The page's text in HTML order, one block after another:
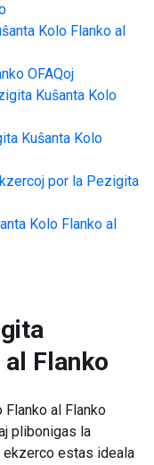
Kolo Flanko al
OFAQoj
Kuŝanta Kolo
Kuŝanta Kolo
por la Pezigita
Kolo Flanko al
Flanko
al Flanko
plibonigas la
estas ideala